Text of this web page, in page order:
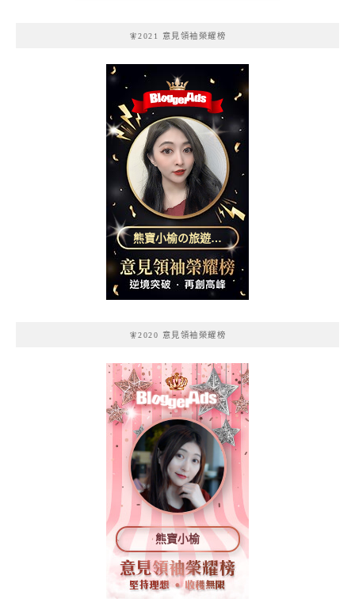
🧚2021 意見領袖榮耀榜
熊寶小榆の旅遊日
記
🧚2020 意見領袖榮耀榜
熊寶小榆